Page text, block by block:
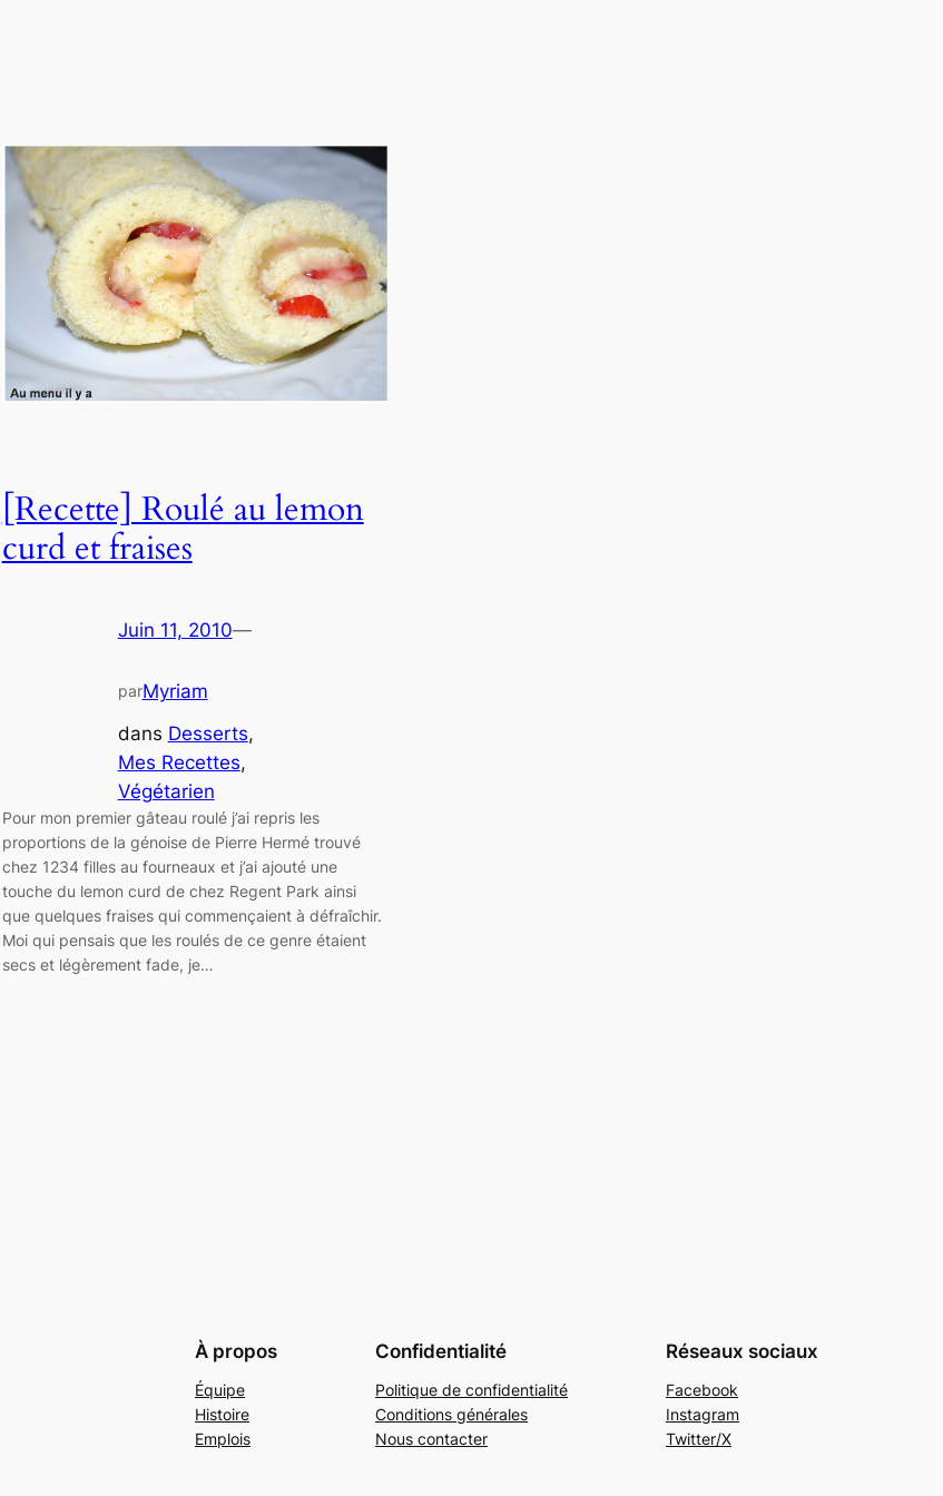
[Recette] Roulé au lemon
curd et fraises
Juin 11, 2010—
parMyriam
dans Desserts
Mes Recettes
Végétarien
Pour mon premier gâteau roulé j’ai repris les
proportions de la génoise de Pierre Hermé trouvé
chez 1234 filles au fourneaux et j’ai ajouté une
touche du lemon curd de chez Regent Park ainsi
que quelques fraises qui commençaient à défraîchir.
Moi qui pensais que les roulés de ce genre étaient
secs et légèrement fade, je…
À propos
Équipe
Histoire
Emplois
Confidentialité
Politique de confidentialité
Conditions générales
Nous contacter
Réseaux sociaux
Facebook
Instagram
Twitter/X